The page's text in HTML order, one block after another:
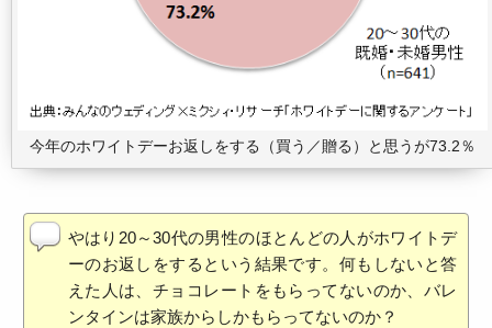
今年のホワイトデーお返しをする（買う／贈る）と思うが73.2％
やはり20～30代の男性のほとんどの人がホワイトデ
ーのお返しをするという結果です。何もしないと答
えた人は、チョコレートをもらってないのか、バレ
ンタインは家族からしかもらってないのか？